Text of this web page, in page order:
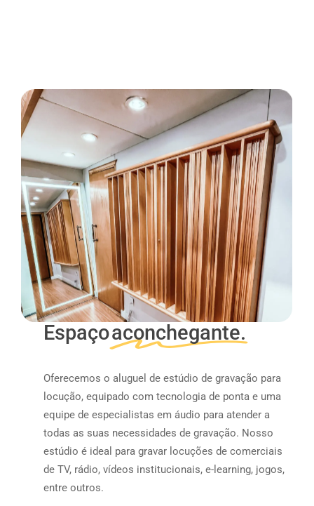
Espaçoaconchegante.
Oferecemos o aluguel de estúdio de gravação para
locução, equipado com tecnologia de ponta e uma
equipe de especialistas em áudio para atender a
todas as suas necessidades de gravação. Nosso
estúdio é ideal para gravar locuções de comerciais
de TV, rádio, vídeos institucionais, e-learning, jogos,
entre outros.